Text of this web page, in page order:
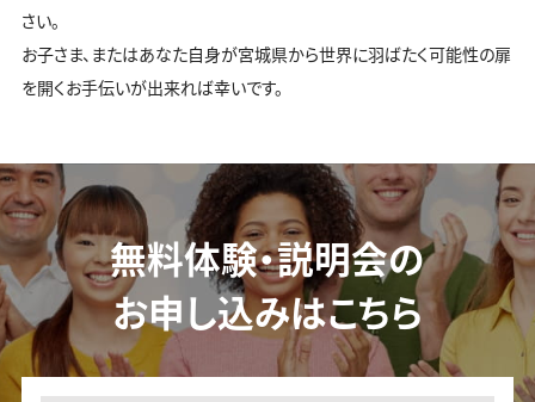
さい。
お子さま、またはあなた自身が宮城県から世界に羽ばたく可能性の扉
を開くお手伝いが出来れば幸いです。
無料体験・説明会の
お申し込みはこちら